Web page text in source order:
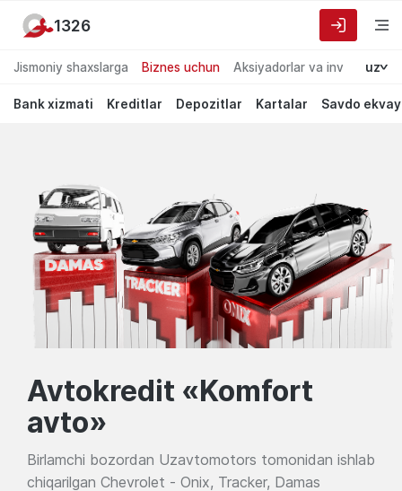
Jismoniy shaxslarga Biznes uchun Aksiyadorlar va investorlarga
uz
Bank xizmati Kreditlar Depozitlar Kartalar Savdo
1326
Bank
для
частных
лиц
Avtokredit «Komfort
avto»
Birlamchi bozordan Uzavtomotors tomonidan ishlab
chiqarilgan Chevrolet - Onix, Tracker, Damas